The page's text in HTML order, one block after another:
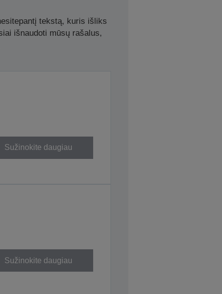
tekstą, kuris išliks
išnaudoti mūsų rašalus,
Sužinokite daugiau
Sužinokite daugiau